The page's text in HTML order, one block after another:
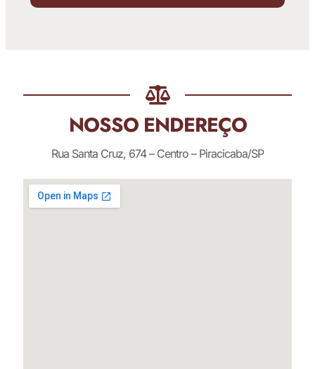
NOSSO ENDEREÇO
Rua Santa Cruz, 674 – Centro – Piracicaba/SP